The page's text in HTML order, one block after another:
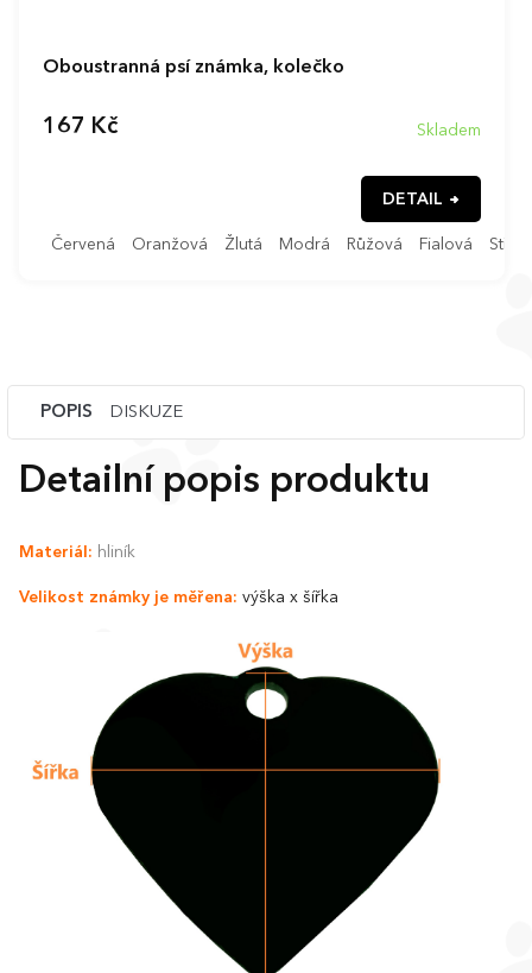
Oboustranná psí známka, kolečko
Skladem
167 Kč
DETAIL
Červená Oranžová Žlutá Modrá Růžová Fialová
POPIS DISKUZE
Detailní popis produktu
Materiál: hliník
Velikost známky je měřena: výška x šířka